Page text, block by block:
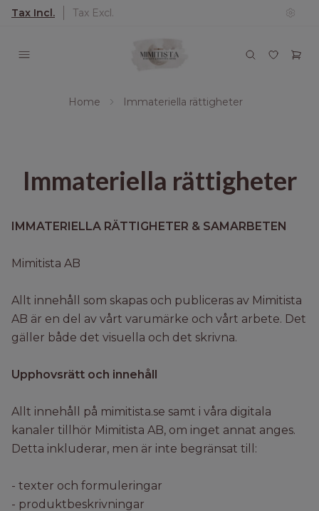
Tax Incl. Tax Excl.
Home Immateriella rättigheter
Immateriella rättigheter
IMMATERIELLA RÄTTIGHETER & SAMARBETEN
Mimitista AB
Allt innehåll som skapas och publiceras av Mimitista
AB är en del av vårt varumärke och vårt arbete. Det
gäller både det visuella och det skrivna.
Upphovsrätt och innehåll
Allt innehåll på mimitista.se samt i våra digitala
kanaler tillhör Mimitista AB, om inget annat anges.
Detta inkluderar, men är inte begränsat till:
- texter och formuleringar
- produktbeskrivningar